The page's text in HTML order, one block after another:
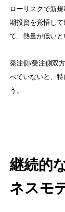
ローリスクで新
期投資を覚悟し
て、熱量が低いと
発注側/受注側双
べていないと、
う。
継続的
ネスモ